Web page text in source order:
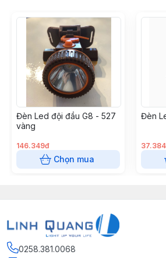
Đèn Led đội đầu G8 - 527
vàng
146.349đ
Chọn mua
Đèn
0258.381.0068